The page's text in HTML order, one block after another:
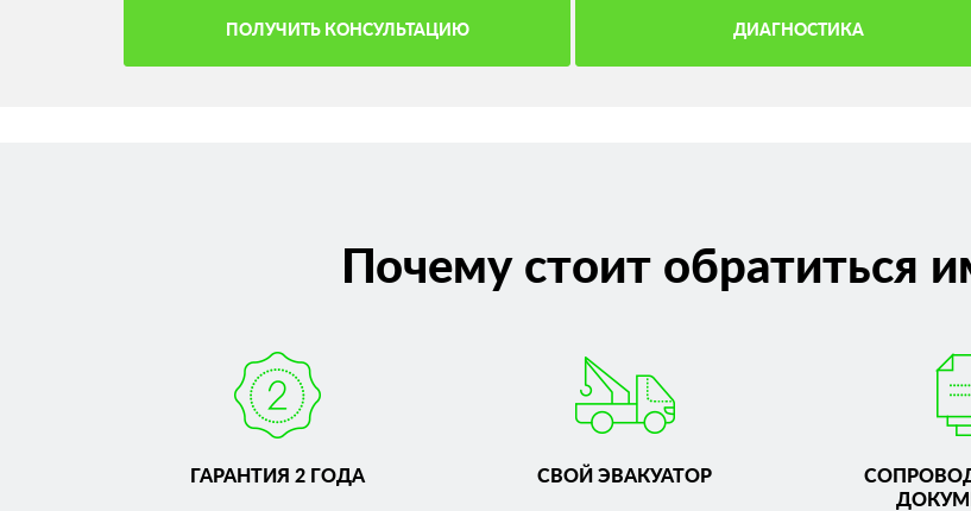
ПОЛУЧИТЬ КОНСУЛЬТАЦИЮ ДИАГНОСТИКА
Почему стоит обратиться
ГАРАНТИЯ 2 ГОДА СВОЙ ЭВАКУАТОР